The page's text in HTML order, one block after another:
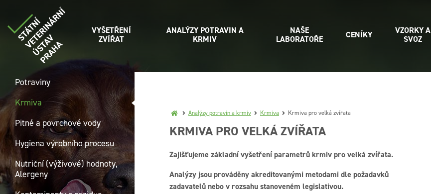
VYŠETŘENÍ
ZVÍŘAT
ANALÝZY POTRAVIN A
KRMIV
NAŠE
LABORATOŘE
CENÍKY
VZORKY A
SVOZ
Analýzy potravin a krmiv Krmiva Krmiva pro velká zvířata
KRMIVA PRO VELKÁ ZVÍŘATA
Zajišťujeme základní vyšetření parametrů krmiv pro velká zvířata.
Analýzy jsou prováděny akreditovanými metodami dle požadavků
zadavatelů nebo v rozsahu stanoveném legislativou.
Potraviny
Krmiva
Pitné a povrchové vody
Hygiena výrobního procesu
Nutriční (výživové) hodnoty,
Alergeny